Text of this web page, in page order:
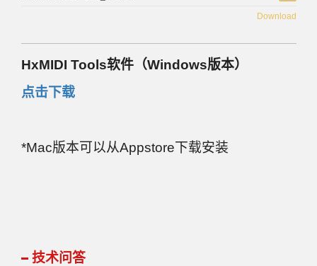
Download
HxMIDI Tools软件（Windows版本）
点击下载
*Mac版本可以从Appstore下载安装
技术问答